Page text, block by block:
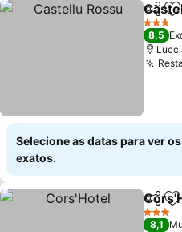
3 Estrelas
8,5
Selecione as datas para ver
exatos.
3 Estrelas
8,1